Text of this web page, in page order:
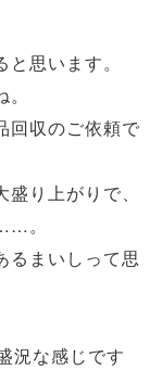
思います。
回収のご依頼で
り上がりで、
。
るまいしって思
況な感じです